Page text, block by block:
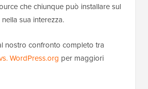
che chiunque può installare sul
sua interezza.
nostro confronto completo tra
WordPress.org per maggiori